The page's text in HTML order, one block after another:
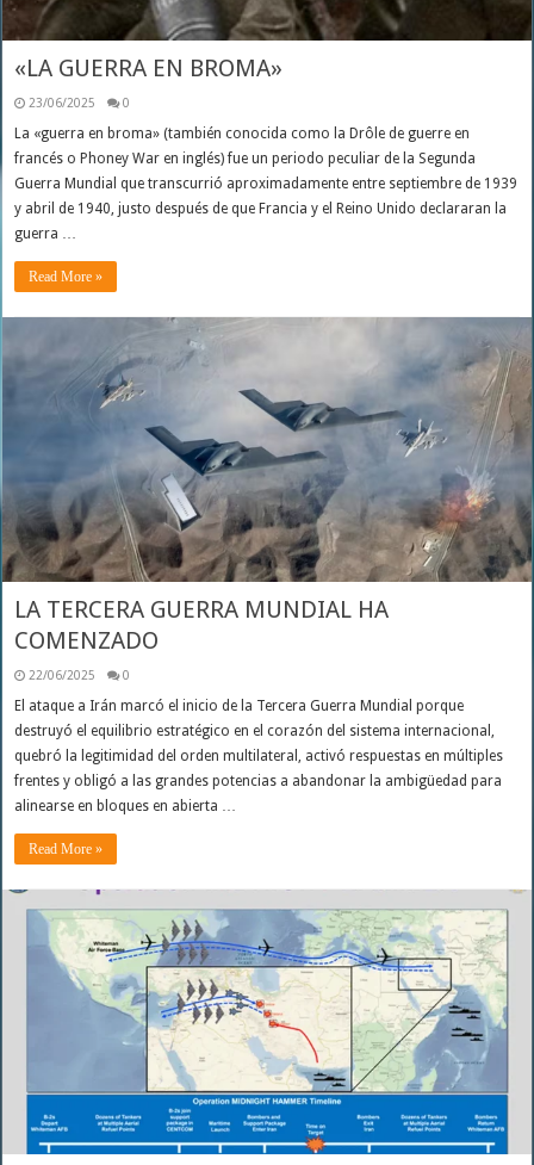
«LA GUERRA EN BROMA»
23/06/2025 0
La «guerra en broma» (también conocida como la Drôle de guerre en
francés o Phoney War en inglés) fue un periodo peculiar de la Segunda
Guerra Mundial que transcurrió aproximadamente entre septiembre de 1939
y abril de 1940, justo después de que Francia y el Reino Unido declararan la
guerra …
Read More »
LA TERCERA GUERRA MUNDIAL HA
COMENZADO
22/06/2025 0
El ataque a Irán marcó el inicio de la Tercera Guerra Mundial porque
destruyó el equilibrio estratégico en el corazón del sistema internacional,
quebró la legitimidad del orden multilateral, activó respuestas en múltiples
frentes y obligó a las grandes potencias a abandonar la ambigüedad para
alinearse en bloques en abierta …
Read More »